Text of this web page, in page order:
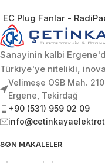
EC Plug Fanlar -
Sanayinin kalbi
Türkiye'ye nitelikli,
Velimeşe OSB Mah.
Ergene, Tekirdağ
+90 (531) 959 02 09
SON MAKALELER